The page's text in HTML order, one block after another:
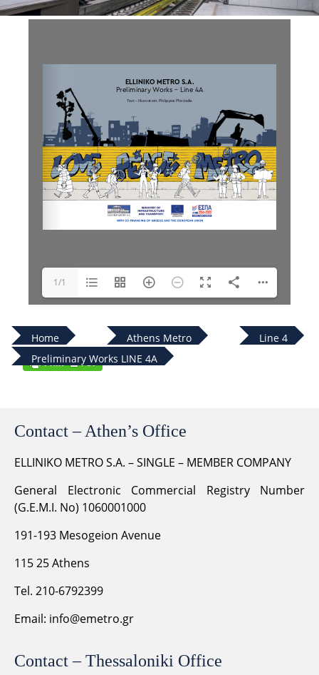
Home Athens Metro
Line 4
Preliminary Works LINE 4A
1/1
Contact – Athen’s Office
ELLINIKO METRO S.A. – SINGLE – MEMBER COMPANY
General Electronic Commercial Registry Number
(G.E.M.I. No) 1060001000
191-193 Mesogeion Avenue
115 25 Athens
Tel. 210-6792399
Email: info@emetro.gr
Contact – Thessaloniki Office